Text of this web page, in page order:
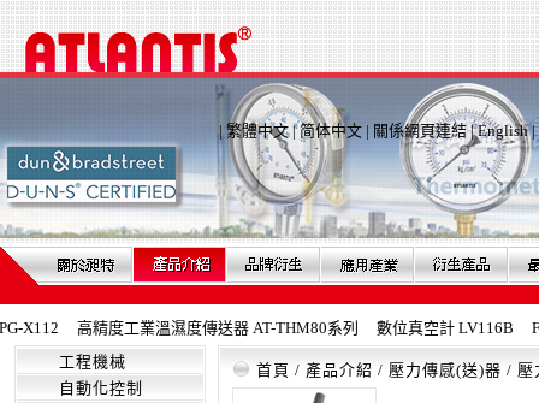
| 繁體中文|简体中文 | 關係網頁連結|English|
X112 高精度工業溫濕度傳送器 AT-THM80系列 數位真空計 LV116B
工程機械
自動化控制
首頁 / 產品介紹 / 壓力傳感(送)器 / 壓